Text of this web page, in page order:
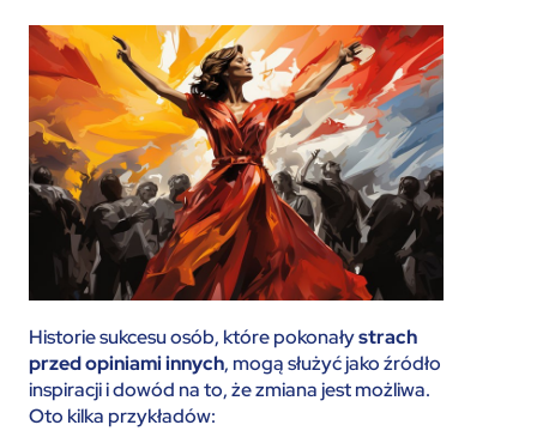
Historie sukcesu osób, które pokonałystrach
przed opiniami innych, mogą służyć jako źródło
inspiracji i dowód na to, że zmiana jest możliwa.
Oto kilka przykładów: